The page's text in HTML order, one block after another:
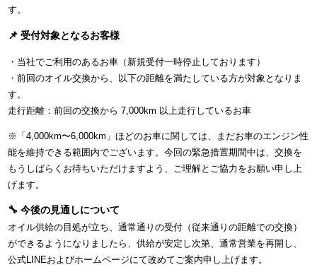
す。
📌 受付対象となるお客様
・当社でご利用のあるお車（新規受付一時停止しております）
・前回のオイル交換から、以下の距離を満たしている方が対象となりま
す。
走行距離：前回の交換から 7,000km 以上走行しているお車
※「4,000km〜6,000km」ほどのお車に関しては、まだお車のエンジン性
能を維持できる範囲内でございます。今回の緊急措置期間中は、交換を
もうしばらくお待ちいただけますよう、ご理解とご協力をお願い申し上
げます。
🔧 今後の見通しについて
オイル供給の目処が立ち、通常通りの受付（従来通りの距離での交換）
ができるようになりましたら、供給が安定し次第、通常営業を再開し、
公式LINEおよびホームページにて改めてご案内申し上げます。